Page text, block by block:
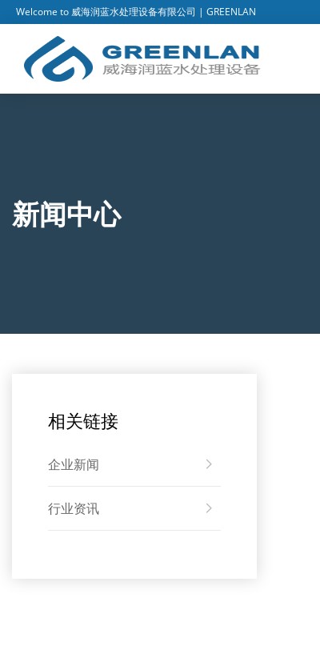
Welcome to 威海润蓝水处理设备有限公司 | GREENLAN
新闻中心
相关链接
企业新闻
行业资讯